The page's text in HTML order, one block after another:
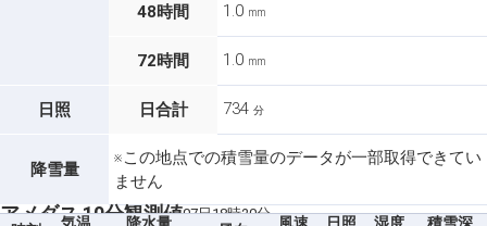
48時間 1.0 mm
72時間 1.0 mm
日照 日合計 734 分
降雪量
※この地点での積雪量のデータが一部取得できてい
ません
アメダス 10分観測値07日18時20分